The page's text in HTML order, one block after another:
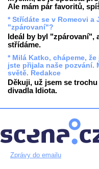
Ale mám pár favoritů,
* Střídáte se v Romeovi
"zpárovaní"?
Ideál by byl "zpárovaní",
střídáme.
* Milá Katko, chápeme,
jste přijala naše pozvání.
světě. Redakce
Děkuji, už jsem se
divadla Idiota.
Zprávy do emailu